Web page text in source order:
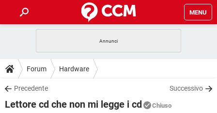
MENU
INTRATTENIMENTO
iOS
INSTAGRAM WHATSAPP
GUIDE
COVID-19
DOWNLOAD
COVID-19 GAMING
Forum Hardware
Precedente Successivo
Lettore cd che non mi legge i cd Chiuso